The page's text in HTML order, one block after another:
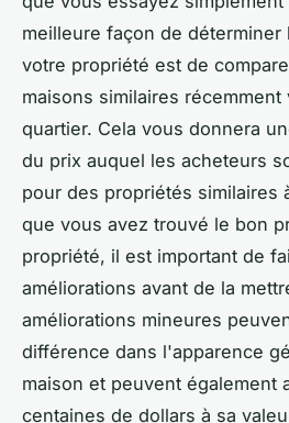
meilleure façon de
votre propriété est de
maisons similaires
quartier. Cela vous donnera
du prix auquel les acheteurs
pour des propriétés similaires
que vous avez trouvé le bon
propriété, il est important de
améliorations avant de la
améliorations mineures
différence dans l'apparence
maison et peuvent également
centaines de dollars à sa